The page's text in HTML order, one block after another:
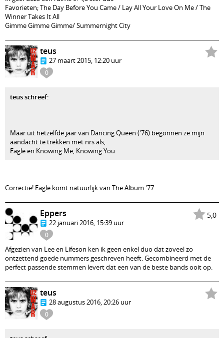
Favorieten; The Day Before You Came / Lay All Your Love On Me / The
Winner Takes It All
Gimme Gimme Gimme/ Summernight City
0
teus
27 maart 2015, 12:20 uur
teus schreef:
Maar uit hetzelfde jaar van Dancing Queen ('76) begonnen ze mijn
aandacht te trekken met nrs als,
Eagle en Knowing Me, Knowing You
Correctie! Eagle komt natuurlijk van The Album '77
5,0
0
Eppers
22 januari 2016, 15:39 uur
Afgezien van Lee en Lifeson ken ik geen enkel duo dat zoveel zo
ontzettend goede nummers geschreven heeft. Gecombineerd met de
perfect passende stemmen levert dat een van de beste bands ooit op.
0
teus
28 augustus 2016, 20:26 uur